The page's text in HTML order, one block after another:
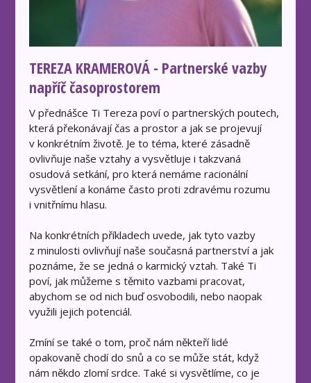
TEREZA KRAMEROVÁ - Partnerské vazby
napříč časoprostorem
V přednášce Ti Tereza poví o partnerských poutech,
která překonávají čas a prostor a jak se projevují
v konkrétním životě. Je to téma, které zásadně
ovlivňuje naše vztahy a vysvětluje i takzvaná
osudová setkání, pro která nemáme racionální
vysvětlení a konáme často proti zdravému rozumu
i vnitřnímu hlasu.
Na konkrétních příkladech uvede, jak tyto vazby
z minulosti ovlivňují naše současná partnerství a jak
poznáme, že se jedná o karmický vztah. Také Ti
poví, jak můžeme s těmito vazbami pracovat,
abychom se od nich buď osvobodili, nebo naopak
využili jejich potenciál.
Zmíní se také o tom, proč nám někteří lidé
opakovaně chodí do snů a co se může stát, když
nám někdo zlomí srdce. Také si vysvětlíme, co je